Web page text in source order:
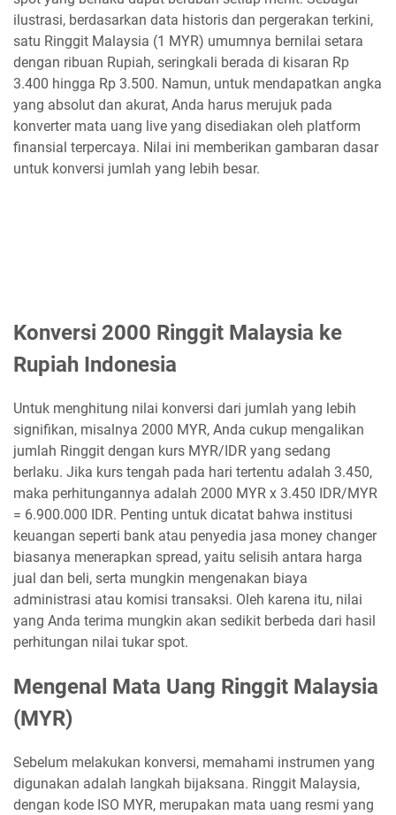
ilustrasi, berdasarkan data historis dan pergerakan terkini,
satu Ringgit Malaysia (1 MYR) umumnya bernilai setara
dengan ribuan Rupiah, seringkali berada di kisaran Rp
3.400 hingga Rp 3.500. Namun, untuk mendapatkan angka
yang absolut dan akurat, Anda harus merujuk pada
konverter mata uang live yang disediakan oleh platform
finansial terpercaya. Nilai ini memberikan gambaran dasar
untuk konversi jumlah yang lebih besar.
Konversi 2000 Ringgit Malaysia ke
Rupiah Indonesia
Untuk menghitung nilai konversi dari jumlah yang lebih
signifikan, misalnya 2000 MYR, Anda cukup mengalikan
jumlah Ringgit dengan kurs MYR/IDR yang sedang
berlaku. Jika kurs tengah pada hari tertentu adalah 3.450,
maka perhitungannya adalah 2000 MYR x 3.450 IDR/MYR
= 6.900.000 IDR. Penting untuk dicatat bahwa institusi
keuangan seperti bank atau penyedia jasa money changer
biasanya menerapkan spread, yaitu selisih antara harga
jual dan beli, serta mungkin mengenakan biaya
administrasi atau komisi transaksi. Oleh karena itu, nilai
yang Anda terima mungkin akan sedikit berbeda dari hasil
perhitungan nilai tukar spot.
Mengenal Mata Uang Ringgit Malaysia
(MYR)
Sebelum melakukan konversi, memahami instrumen yang
digunakan adalah langkah bijaksana. Ringgit Malaysia,
dengan kode ISO MYR, merupakan mata uang resmi yang